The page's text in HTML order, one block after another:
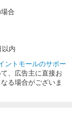
合
内
ントモールのサポー
、広告主に直接お
る場合がございま